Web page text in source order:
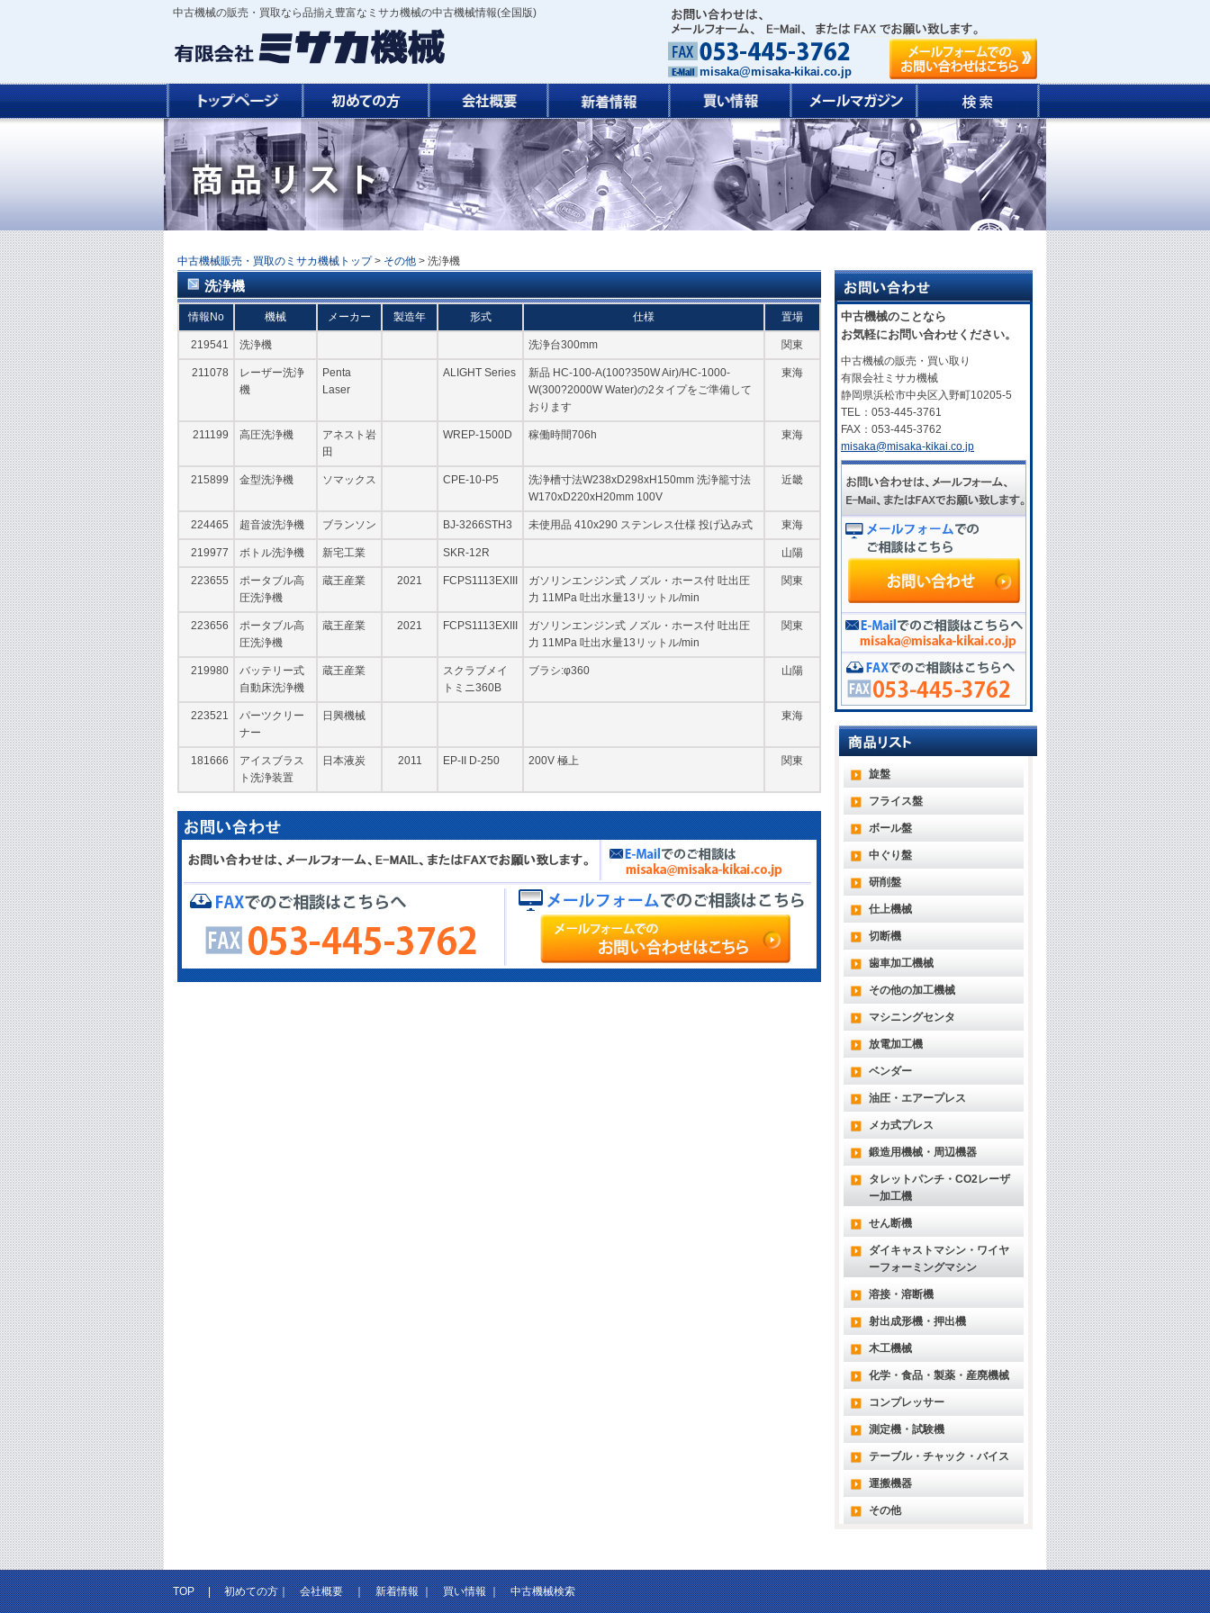
中古機械の販売・買取なら品揃え豊富なミサカ機械の中古機械情報(全国版)
misaka@misaka-kikai.co.jp
中古機械販売・買取のミサカ機械トップ > その他 > 洗浄機
洗浄機
情報No 機械 メーカー 製造年 形式 仕様 置場
219541 洗浄機 洗浄台300mm 関東
211078
レーザー洗浄
機
Penta
Laser
ALIGHT Series
新品 HC-100-A(100?350W Air)/HC-1000-
W(300?2000W Water)の2タイプをご準備して
おります
東海
211199 高圧洗浄機
アネスト岩
田
WREP-1500D 稼働時間706h 東海
215899 金型洗浄機 ソマックス CPE-10-P5
洗浄槽寸法W238xD298xH150mm 洗浄籠寸法
W170xD220xH20mm 100V
近畿
224465 超音波洗浄機 ブランソン BJ-3266STH3 未使用品 410x290 ステンレス仕様 投げ込み式 東海
219977 ボトル洗浄機 新宅工業 SKR-12R 山陽
223655
ポータブル高
圧洗浄機
蔵王産業 2021 FCPS1113EXIII
ガソリンエンジン式 ノズル・ホース付 吐出圧
力 11MPa 吐出水量13リットル/min
関東
223656
ポータブル高
圧洗浄機
蔵王産業 2021 FCPS1113EXIII
ガソリンエンジン式 ノズル・ホース付 吐出圧
力 11MPa 吐出水量13リットル/min
関東
219980
バッテリー式
自動床洗浄機
蔵王産業
スクラブメイ
トミニ360B
ブラシ:φ360 山陽
223521
パーツクリー
ナー
日興機械 東海
181666
アイスブラス
ト洗浄装置
日本液炭 2011 EP-II D-250 200V 極上 関東
中古機械のことなら
お気軽にお問い合わせください。
中古機械の販売・買い取り
有限会社ミサカ機械
静岡県浜松市中央区入野町10205-5
TEL：053-445-3761
FAX：053-445-3762
misaka@misaka-kikai.co.jp
旋盤
フライス盤
ボール盤
中ぐり盤
研削盤
仕上機械
切断機
歯車加工機械
その他の加工機械
マシニングセンタ
放電加工機
ベンダー
油圧・エアープレス
メカ式プレス
鍛造用機械・周辺機器
タレットパンチ・CO2レーザ
ー加工機
せん断機
ダイキャストマシン・ワイヤ
ーフォーミングマシン
溶接・溶断機
射出成形機・押出機
木工機械
化学・食品・製薬・産廃機械
コンプレッサー
測定機・試験機
テーブル・チャック・バイス
運搬機器
その他
TOP|初めての方｜会社概要｜新着情報｜買い情報｜中古機械検索